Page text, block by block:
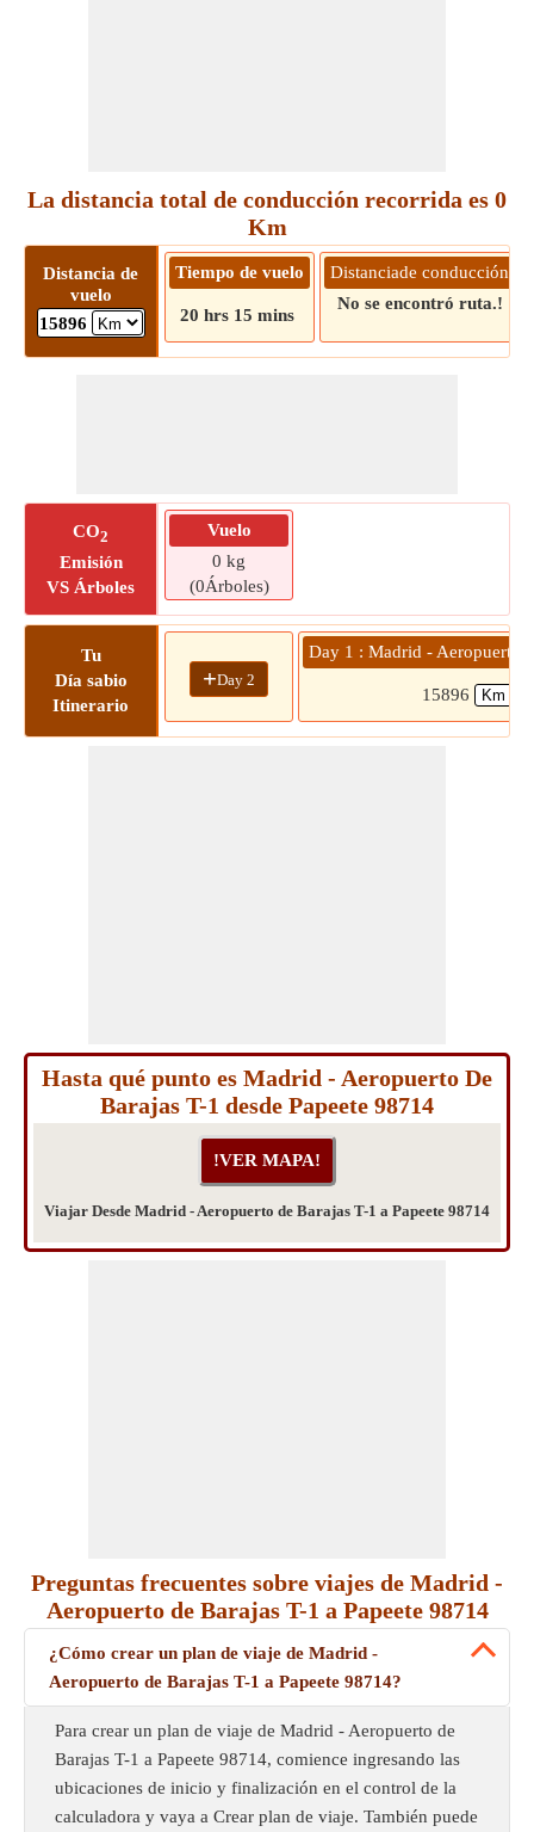
La distancia total de conducción recorrida es 0
Km
Distancia de
vuelo
15896
Tiempo de vuelo
20 hrs 15 mins
Distanciade conducción
No se encontró ruta.!
CO2
Emisión
VS Árboles
Vuelo
0 kg
(0Árboles)
Tu
Día sabio
Itinerario
+Day 2
Day 1 : Madrid - Aeropuerto
15896
Hasta qué punto es Madrid - Aeropuerto De
Barajas T-1 desde Papeete 98714
Viajar Desde Madrid - Aeropuerto de Barajas T-1 a Papeete 98714
Preguntas frecuentes sobre viajes de Madrid -
Aeropuerto de Barajas T-1 a Papeete 98714
¿Cómo crear un plan de viaje de Madrid -
Aeropuerto de Barajas T-1 a Papeete 98714?
Para crear un plan de viaje de Madrid - Aeropuerto de
Barajas T-1 a Papeete 98714, comience ingresando las
ubicaciones de inicio y finalización en el control de la
calculadora y vaya a Crear plan de viaje. También puede